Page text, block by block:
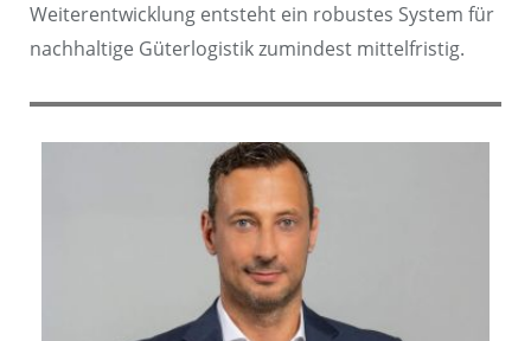
Weiterentwicklung entsteht ein robustes System für
nachhaltige Güterlogistik zumindest mittelfristig.